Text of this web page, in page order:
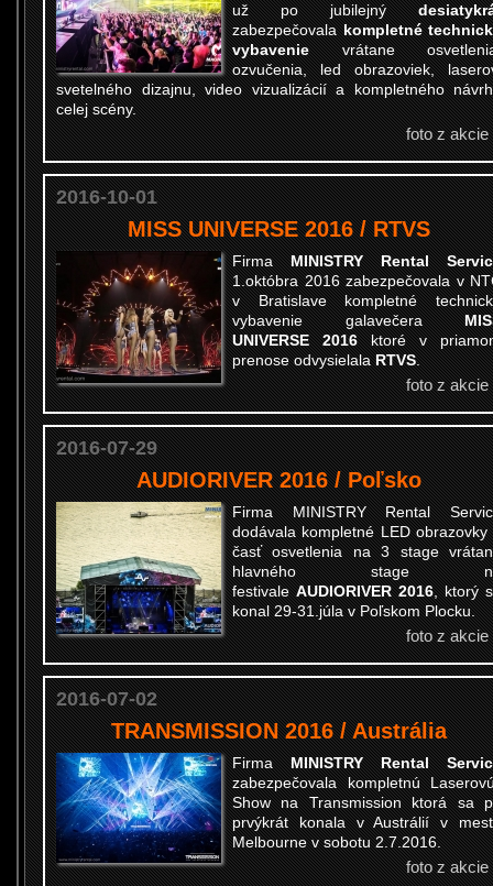
už po jubilejný
zabezpečovalakompletné
vybavenievrátane
ozvučenia, led obrazoviek,
svetelného dizajnu, video vizualizácií a kompletného
celej scény.
foto z akcie
2016-10-01
MISS UNIVERSE 2016 / RTVS
FirmaMINISTRY Rental
1.októbra 2016 zabezpečovala v
v Bratislave kompletné
vybavenie galavečera
UNIVERSE 2016ktoré v
prenose odvysielalaRTVS.
foto z akcie
2016-07-29
AUDIORIVER 2016 / Poľsko
Firma MINISTRY Rental
dodávala kompletné LED obrazovky
časť osvetlenia na 3 stage
hlavného stage
festivaleAUDIORIVER 2016, ktorý
konal 29-31.júla v Poľskom Plocku.
foto z akcie
2016-07-02
TRANSMISSION 2016 / Austrália
FirmaMINISTRY Rental
zabezpečovala kompletnú
Show na Transmission ktorá sa
prvýkrát konala v Austrálií v
Melbourne v sobotu 2.7.2016.
foto z akcie